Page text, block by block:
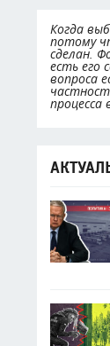
Когда
потому
сделан.
есть его
вопроса
процесса